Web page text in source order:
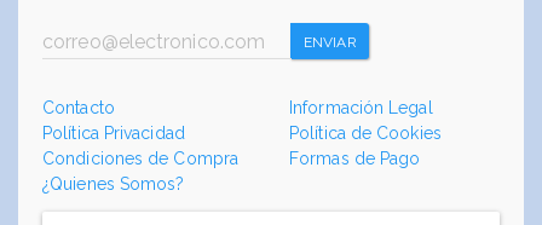
ENVIAR
Contacto
Información Legal
Política Privacidad
Política de Cookies
Condiciones de Compra
Formas de Pago
¿Quienes Somos?